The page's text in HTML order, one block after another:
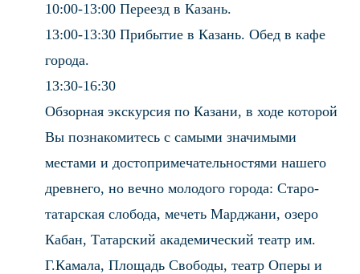
10:00-13:00 Переезд в Казань.
13:00-13:30 Прибытие в Казань. Обед в кафе
города.
13:30-16:30
Обзорная экскурсия по Казани, в ходе которой
Вы познакомитесь с самыми значимыми
местами и достопримечательностями нашего
древнего, но вечно молодого города: Старо-
татарская слобода, мечеть Марджани, озеро
Кабан, Татарский академический театр им.
Г.Камала, Площадь Свободы, театр Оперы и